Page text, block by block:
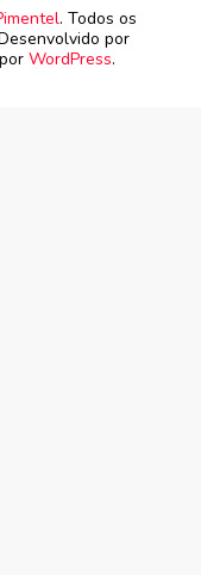
. Todos os
por
WordPress.